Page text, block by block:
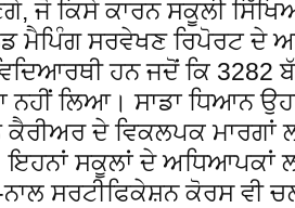
ਜੋ ਕਿਸੇ ਕਾਰਨ ਸਕੂਲੀ
ਮੈਪਿੰਗ ਸਰਵੇਖਣ ਰਿਪੋਰਟ ਦੇ
ਹਨ ਜਦੋਂ ਕਿ 3282
ਨਹੀਂ ਲਿਆ। ਸਾਡਾ ਧਿਆਨ
ਕੈਰੀਅਰ ਦੇ ਵਿਕਲਪਕ ਮਾਰਗਾਂ
ਇਹਨਾਂ ਸਕੂਲਾਂ ਦੇ
ਸਰਟੀਫਿਕੇਸ਼ਨ ਕੋਰਸ ਵੀ